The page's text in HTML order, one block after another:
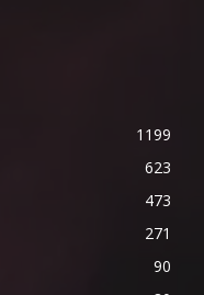
1199
623
473
271
90